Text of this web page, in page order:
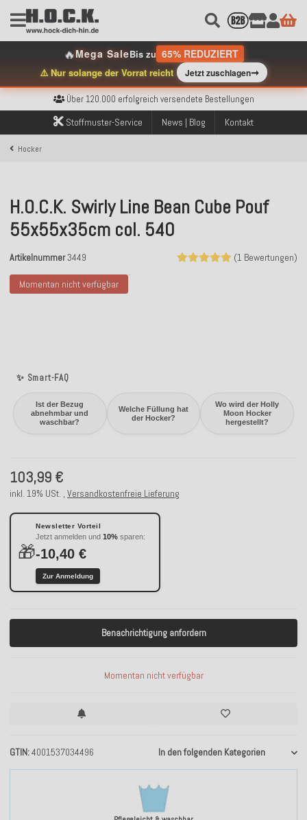
🔥Mega SaleBis zu 65% REDUZIERT
⚠️ Nur solange der Vorrat reicht Jetzt zuschlagen➞
Kostenloser Versand innerhalb Deutschlands ab 99€ Bestellwert
Über 120.000 erfolgreich versendete Bestellungen
Sicher bezahlen mit Klarna, PayPal & Amazon Pay
Kostenloser Versand innerhalb Deutschlands ab 99€ Bestellwert
Über 120.000 erfolgreich versendete Bestellungen
Stoffmuster-Service News | Blog Kontakt
Hocker
Momentan nicht verfügbar
✨ Smart-FAQ
Ist der Bezug
abnehmbar und
waschbar?
Welche Füllung hat
der Hocker?
Wo wird der Holly
Moon Hocker
hergestellt?
H.O.C.K. Swirly Line Bean Cube Pouf
55x55x35cm col. 540
(1 Bewertungen)
Artikelnummer3449
GTIN 4001537034496 In den folgenden Kategorien
103,99 €
inkl. 19% USt. , Versandkostenfreie Lieferung
🎁
Newsletter Vorteil
Jetzt anmelden und 10% sparen:
-10,40 €
Zur Anmeldung
Benachrichtigung anfordern
Momentan nicht verfügbar